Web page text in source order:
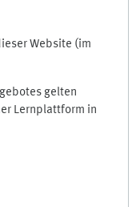
Website (im
gelten
Lernplattform in